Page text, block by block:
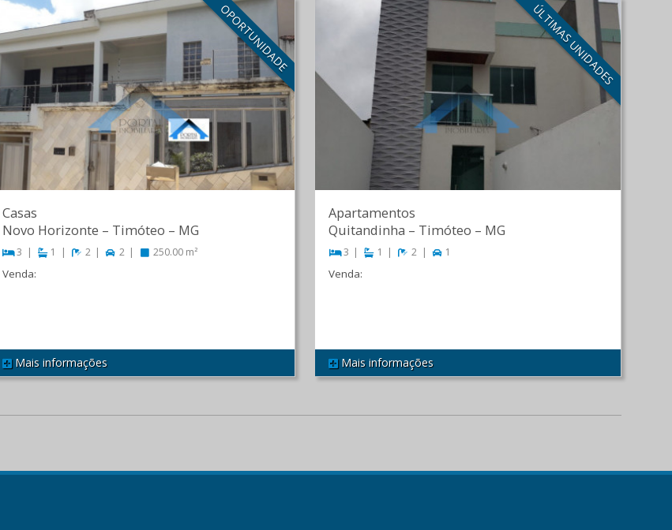
OPORTUNIDADE
REF 324
Casas
Novo Horizonte – Timóteo – MG
3 1 2 2 250.00 m²
Venda:
Mais informações
ÚLTIMAS UNIDADES
REF 485
Apartamentos
Quitandinha – Timóteo – MG
3 1 2 1
Venda:
Mais informações